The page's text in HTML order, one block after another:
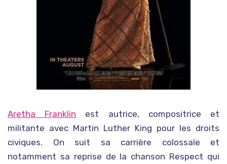
Aretha Franklin est autrice, compositrice et
militante avec Martin Luther King pour les droits
civiques. On suit sa carrière colossale et
notamment sa reprise de la chanson Respect qui